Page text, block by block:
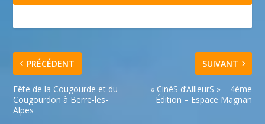
PRÉCÉDENT
Fête de la Cougourde et du
Cougourdon à Berre-les-
Alpes
SUIVANT
« CinéS d’AilleurS » – 4ème
Édition – Espace Magnan